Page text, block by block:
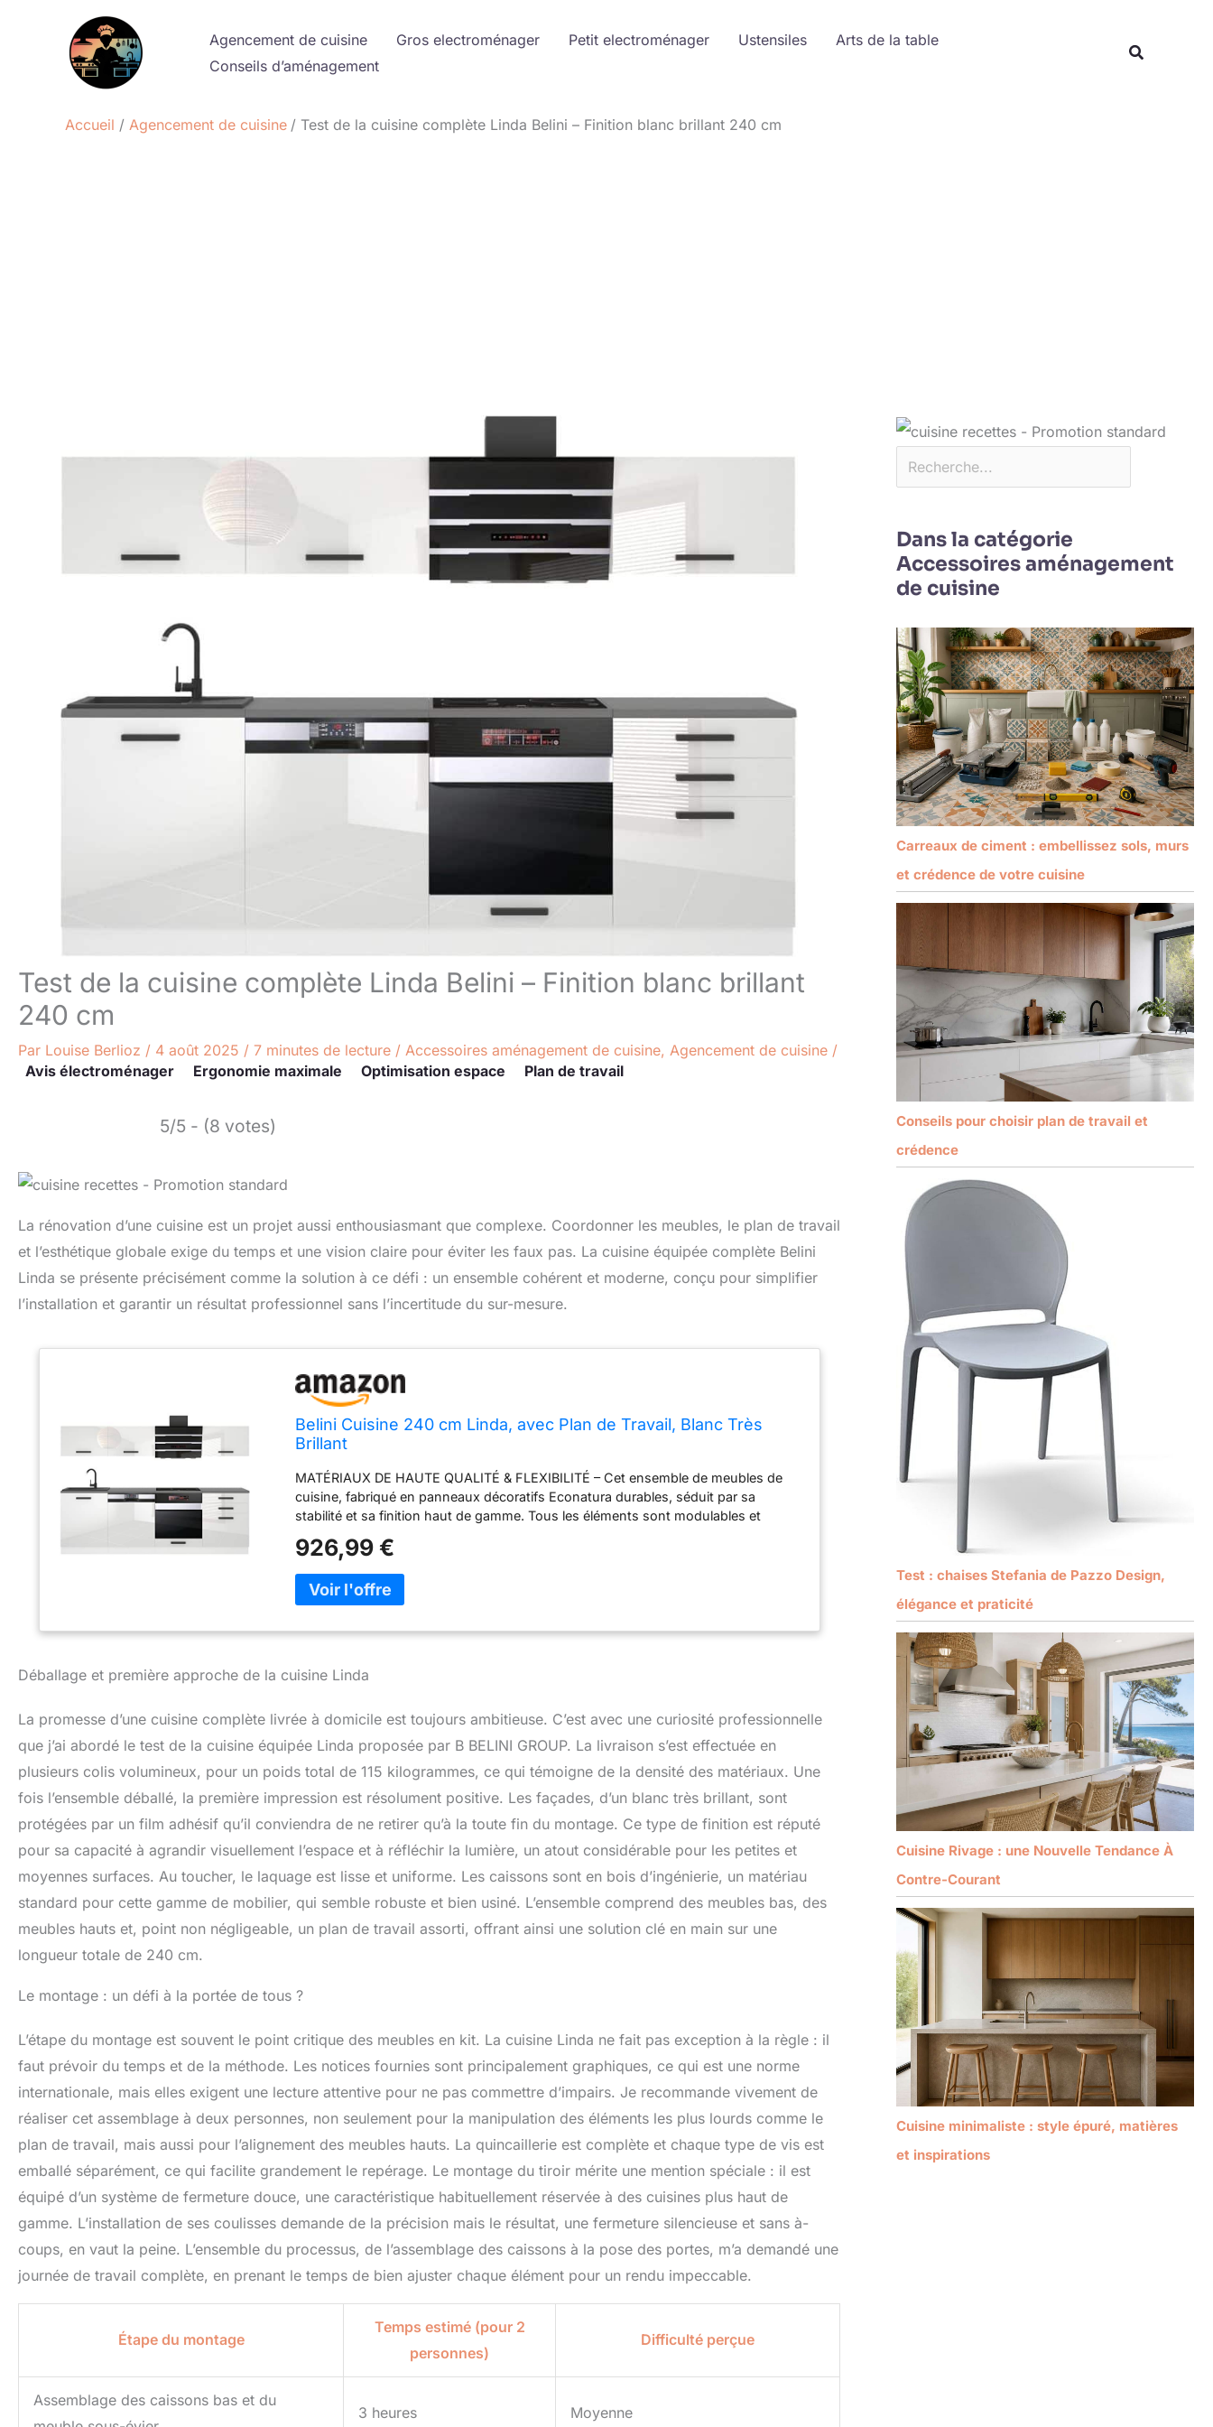
Agencement de cuisine Gros electroménager Petit electroménager Ustensiles
Arts de la table
Conseils d’aménagement
Accueil Agencement de cuisine Test de la cuisine complète Linda Belini – Finition blanc brillant 240 cm
Test de la cuisine complète Linda Belini – Finition blanc brillant
240 cm
Par Louise Berlioz / 4 août 2025 / 7 minutes de lecture / Accessoires aménagement de cuisine, Agencement de cuisine /
Avis électroménager
Ergonomie maximale Optimisation espace Plan de travail
5/5 - (8 votes)
La rénovation d’une cuisine est un projet aussi enthousiasmant que complexe. Coordonner les meubles, le plan de travail
et l’esthétique globale exige du temps et une vision claire pour éviter les faux pas. La cuisine équipée complète Belini
Linda se présente précisément comme la solution à ce défi : un ensemble cohérent et moderne, conçu pour simplifier
l’installation et garantir un résultat professionnel sans l’incertitude du sur-mesure.
Belini Cuisine 240 cm Linda, avec Plan de Travail, Blanc Très
Brillant
MATÉRIAUX DE HAUTE QUALITÉ & FLEXIBILITÉ – Cet ensemble de meubles de
cuisine, fabriqué en panneaux décoratifs Econatura durables, séduit par sa
stabilité et sa finition haut de gamme. Tous les éléments sont modulables et
montage, matériel d’installation ainsi que plans de travail personnalisables selon la
configuration. SYSTÈME NEXUS SILENT & CONFORT – Les tiroirs métalliques
modernes de la gamme Nexus en finition graphite, dotés de la technologie Soft-
Close, assurent une fermeture douce et silencieuse. Complétés par des charnières
Soft-Close et des vérins à gaz pour portes et abattants. Testés jusqu’à 60 000
ORGANISATION – Organisation intégrée des couverts en polymère ABS robuste
SYSTÈME DE PROTECTION NEXUS PRO++ & LONGÉVITÉ – Les chants en
polymère ABS résistants protègent toutes les arêtes et surfaces contre les
de vie des meubles de cuisine et garantit une qualité durable. SYSTÈME NEXUS
ALUMINIUM & DESIGN – Poignées haut de gamme en aluminium brossé avec
revêtement galvanique pour une grande résistance et un design moderne. Les
pieds réglables en hauteur compensent les irrégularités du sol et assurent une
stabilité optimale.
926,99 €
Déballage et première approche de la cuisine Linda
La promesse d’une cuisine complète livrée à domicile est toujours ambitieuse. C’est avec une curiosité professionnelle
que j’ai abordé le test de la cuisine équipée Linda proposée par B BELINI GROUP. La livraison s’est effectuée en
plusieurs colis volumineux, pour un poids total de 115 kilogrammes, ce qui témoigne de la densité des matériaux. Une
fois l’ensemble déballé, la première impression est résolument positive. Les façades, d’un blanc très brillant, sont
protégées par un film adhésif qu’il conviendra de ne retirer qu’à la toute fin du montage. Ce type de finition est réputé
pour sa capacité à agrandir visuellement l’espace et à réfléchir la lumière, un atout considérable pour les petites et
moyennes surfaces. Au toucher, le laquage est lisse et uniforme. Les caissons sont en bois d’ingénierie, un matériau
standard pour cette gamme de mobilier, qui semble robuste et bien usiné. L’ensemble comprend des meubles bas, des
meubles hauts et, point non négligeable, un plan de travail assorti, offrant ainsi une solution clé en main sur une
longueur totale de 240 cm.
Le montage : un défi à la portée de tous ?
L’étape du montage est souvent le point critique des meubles en kit. La cuisine Linda ne fait pas exception à la règle : il
faut prévoir du temps et de la méthode. Les notices fournies sont principalement graphiques, ce qui est une norme
internationale, mais elles exigent une lecture attentive pour ne pas commettre d’impairs. Je recommande vivement de
réaliser cet assemblage à deux personnes, non seulement pour la manipulation des éléments les plus lourds comme le
plan de travail, mais aussi pour l’alignement des meubles hauts. La quincaillerie est complète et chaque type de vis est
emballé séparément, ce qui facilite grandement le repérage. Le montage du tiroir mérite une mention spéciale : il est
équipé d’un système de fermeture douce, une caractéristique habituellement réservée à des cuisines plus haut de
gamme. L’installation de ses coulisses demande de la précision mais le résultat, une fermeture silencieuse et sans à-
coups, en vaut la peine. L’ensemble du processus, de l’assemblage des caissons à la pose des portes, m’a demandé une
journée de travail complète, en prenant le temps de bien ajuster chaque élément pour un rendu impeccable.
Étape du montage
Temps estimé (pour 2
personnes)
Difficulté perçue
Assemblage des caissons bas et du
3 heures Moyenne
Dans la catégorie
Accessoires aménagement
de cuisine
Carreaux de ciment : embellissez sols, murs
et crédence de votre cuisine
Conseils pour choisir plan de travail et
crédence
Test : chaises Stefania de Pazzo Design,
élégance et praticité
Cuisine Rivage : une Nouvelle Tendance À
Contre-Courant
Cuisine minimaliste : style épuré, matières
et inspirations